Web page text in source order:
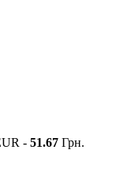
- 51.67 Грн.